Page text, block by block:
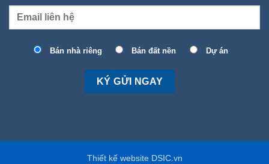
Bán nhà riêng Bán đất nền Dự án
Thiết kế website DSIC.vn